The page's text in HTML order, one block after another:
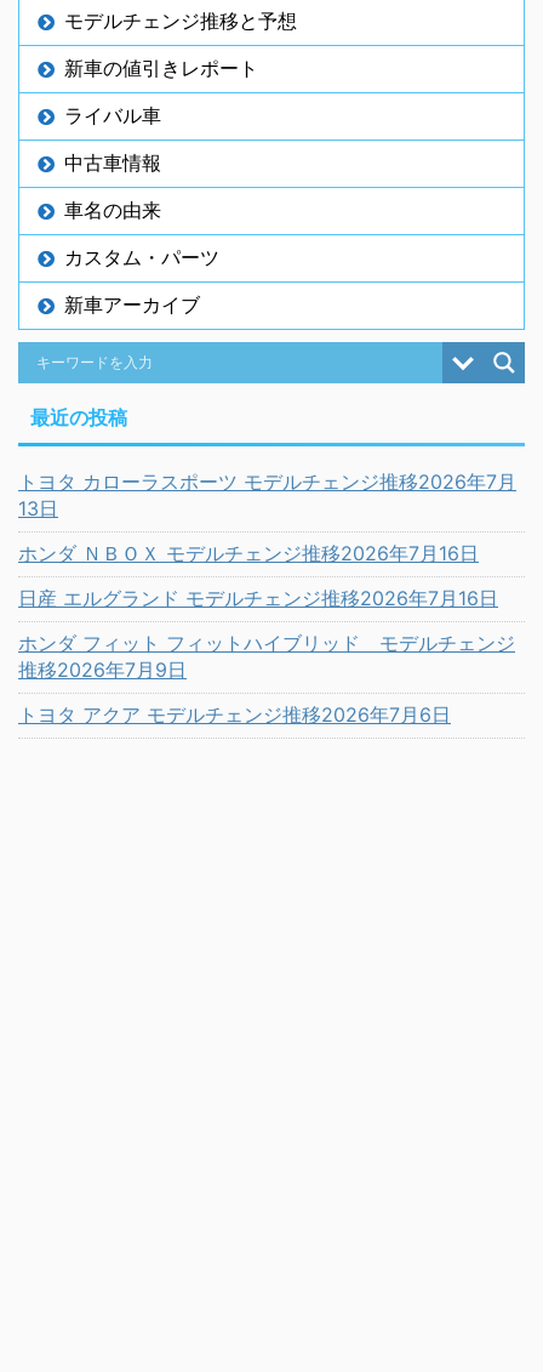
モデルチェンジ推移と予想
新車の値引きレポート
ライバル車
中古車情報
車名の由来
カスタム・パーツ
新車アーカイブ
最近の投稿
トヨタ カローラスポーツ モデルチェンジ推移2026年7月
13日
ホンダ ＮＢＯＸ モデルチェンジ推移2026年7月16日
日産 エルグランド モデルチェンジ推移2026年7月16日
ホンダ フィット フィットハイブリッド モデルチェンジ
推移2026年7月9日
トヨタ アクア モデルチェンジ推移2026年7月6日